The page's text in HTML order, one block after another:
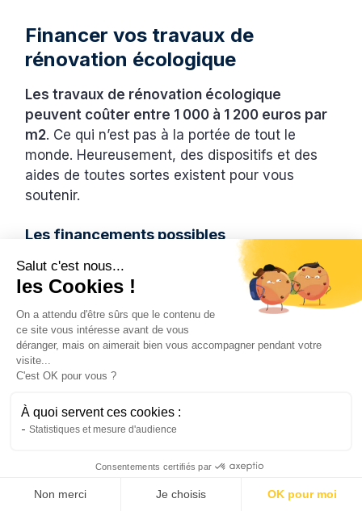
Financer vos travaux de
rénovation écologique
Les travaux de rénovation écologique
peuvent coûter entre 1 000 à 1 200 euros par
m2. Ce qui n’est pas à la portée de tout le
monde. Heureusement, des dispositifs et des
aides de toutes sortes existent pour vous
soutenir.
Les financements possibles
Les autorités françaises incitent les
propriétaires à se lancer dans les travaux de
rénovation. Dans cette optique, quelques
financements sont disponibles :
Chèque énergie
Et, les aides locales
Salut c'est nous...
les Cookies !
On a attendu d'être sûrs que le contenu de
ce site vous intéresse avant de vous
déranger, mais on aimerait bien vous accompagner pendant votre
visite...
C'est OK pour vous ?
À quoi servent ces cookies :
Statistiques et mesure d'audience
Consentements certifiés par
Non merci Je choisis OK pour moi